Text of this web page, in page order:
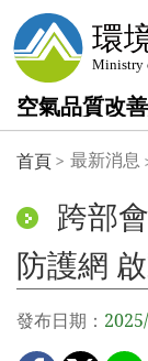
空氣品質改
首頁 最新消息
跨部
防護網
發布日期：